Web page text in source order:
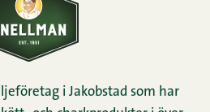
i Jakobstad som har